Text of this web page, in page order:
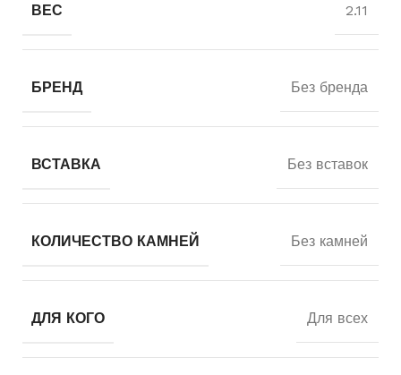
ВЕС 2.11
БРЕНД Без бренда
ВСТАВКА Без вставок
КОЛИЧЕСТВО КАМНЕЙ Без камней
ДЛЯ КОГО Для всех